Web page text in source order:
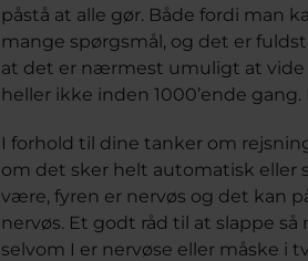
påstå at alle gør. Både fordi man
mange spørgsmål, og det er
at det er nærmest umuligt at vide
heller ikke inden 1000’ende
I forhold til dine tanker om
om det sker helt automatisk eller
være, fyren er nervøs og det kan
nervøs. Et godt råd til at slappe
selvom I er nervøse eller måske i